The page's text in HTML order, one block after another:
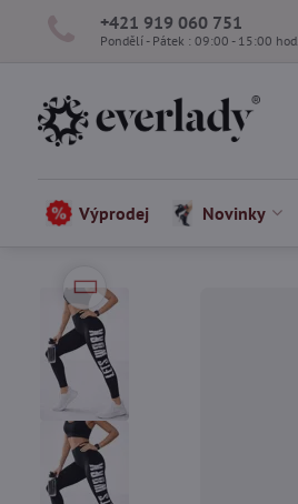
+421 919 060 751
Pondělí - Pátek : 09:00 - 15:00 hod.
Výprodej Novinky